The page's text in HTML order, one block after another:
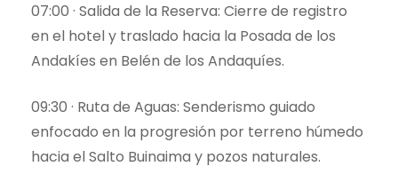
07:00 · Salida de la Reserva: Cierre de registro
en el hotel y traslado hacia la Posada de los
Andakíes en Belén de los Andaquíes.
09:30 · Ruta de Aguas: Senderismo guiado
enfocado en la progresión por terreno húmedo
hacia el Salto Buinaima y pozos naturales.